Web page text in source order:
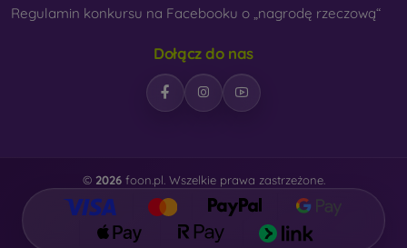
Regulamin konkursu na Facebooku o „nagrodę rzeczową“
Dołącz do nas
© 2026foon.pl. Wszelkie prawa zastrzeżone.